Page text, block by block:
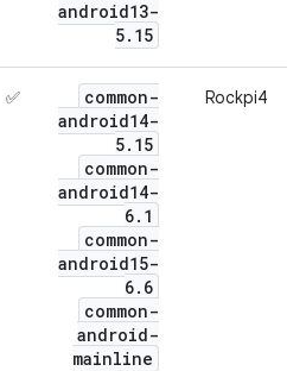
android13-
5. 15
Rockpi4
common-
android14-
5. 15
common-
android14-
6. 1
common-
android15-
6. 6
common-
android-
mainline
✅